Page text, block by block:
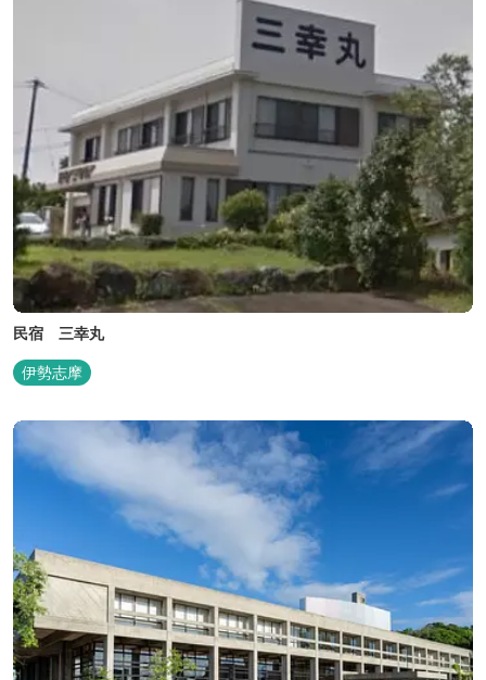
民宿 三幸丸
伊勢志摩